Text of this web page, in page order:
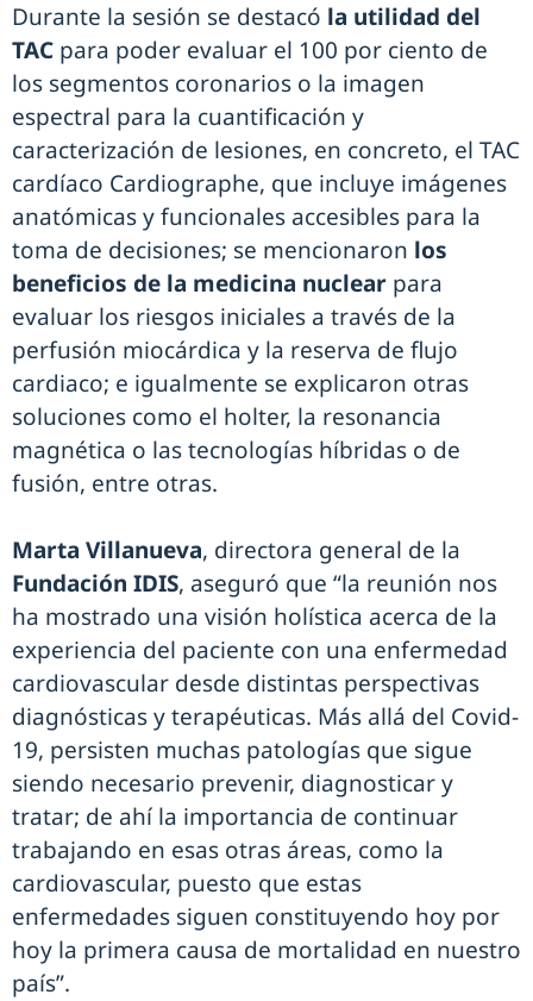
Durante la sesión se destacó la utilidad del
TAC para poder evaluar el 100 por ciento de
los segmentos coronarios o la imagen
espectral para la cuantificación y
caracterización de lesiones, en concreto, el TAC
cardíaco Cardiographe, que incluye imágenes
anatómicas y funcionales accesibles para la
toma de decisiones; se mencionaron los
beneficios de la medicina nuclear para
evaluar los riesgos iniciales a través de la
perfusión miocárdica y la reserva de flujo
cardiaco; e igualmente se explicaron otras
soluciones como el holter, la resonancia
magnética o las tecnologías híbridas o de
fusión, entre otras.
Marta Villanueva, directora general de la
Fundación IDIS, aseguró que “la reunión nos
ha mostrado una visión holística acerca de la
experiencia del paciente con una enfermedad
cardiovascular desde distintas perspectivas
diagnósticas y terapéuticas. Más allá del Covid-
19, persisten muchas patologías que sigue
siendo necesario prevenir, diagnosticar y
tratar; de ahí la importancia de continuar
trabajando en esas otras áreas, como la
cardiovascular, puesto que estas
enfermedades siguen constituyendo hoy por
hoy la primera causa de mortalidad en nuestro
país”.